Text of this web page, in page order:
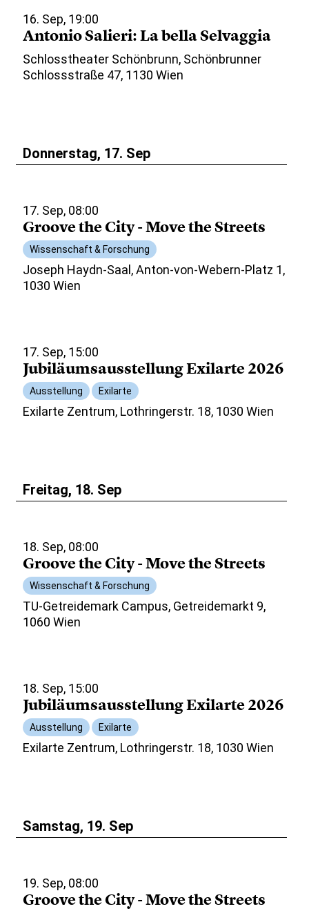
16. Sep, 19:00
Antonio Salieri: La bella Selvaggia
Schlosstheater Schönbrunn, Schönbrunner
Schlossstraße 47, 1130 Wien
Donnerstag, 17. Sep
17. Sep, 08:00
Groove the City - Move the Streets
Wissenschaft & Forschung
Joseph Haydn-Saal, Anton-von-Webern-Platz 1,
1030 Wien
17. Sep, 15:00
Jubiläumsausstellung Exilarte 2026
Ausstellung Exilarte
Exilarte Zentrum, Lothringerstr. 18, 1030 Wien
Freitag, 18. Sep
18. Sep, 08:00
Groove the City - Move the Streets
Wissenschaft & Forschung
TU-Getreidemark Campus, Getreidemarkt 9,
1060 Wien
18. Sep, 15:00
Jubiläumsausstellung Exilarte 2026
Ausstellung Exilarte
Exilarte Zentrum, Lothringerstr. 18, 1030 Wien
Samstag, 19. Sep
19. Sep, 08:00
Groove the City - Move the Streets